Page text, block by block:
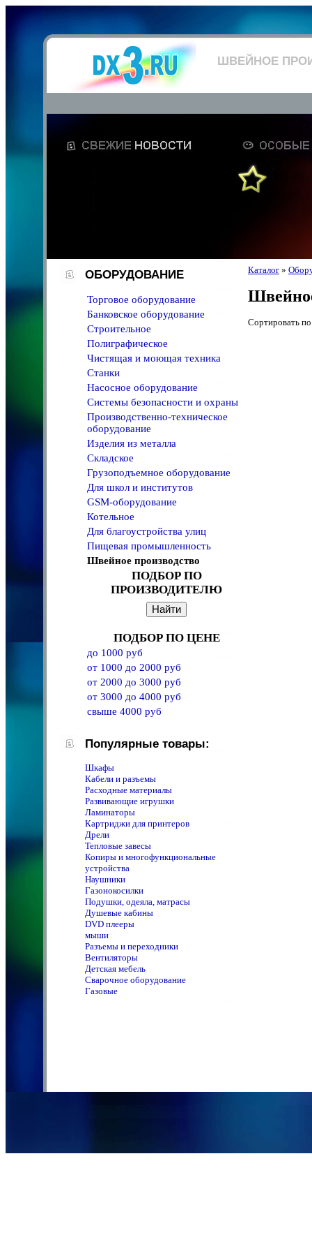
ШВЕЙНОЕ
ОБОРУДОВАНИЕ
Торговое оборудование
Банковское оборудование
Строительное
Полиграфическое
Чистящая и моющая техника
Станки
Насосное оборудование
Системы безопасности и охраны
Производственно-техническое
оборудование
Изделия из металла
Складское
Грузоподъемное оборудование
Для школ и институтов
GSM-оборудование
Котельное
Для благоустройства улиц
Пищевая промышленность
Швейное производство
ПОДБОР ПО
ПРОИЗВОДИТЕЛЮ
ПОДБОР ПО ЦЕНЕ
до 1000 руб
от 1000 до 2000 руб
от 2000 до 3000 руб
от 3000 до 4000 руб
свыше 4000 руб
Популярные товары:
Шкафы
Кабели и разъемы
Расходные материалы
Развивающие игрушки
Ламинаторы
Картриджи для принтеров
Дрели
Тепловые завесы
Копиры и многофункциональные
устройства
Наушники
Газонокосилки
Подушки, одеяла, матрасы
Душевые кабины
DVD плееры
мыши
Разъемы и переходники
Вентиляторы
Детская мебель
Сварочное оборудование
Газовые
Каталог »
Сортировать